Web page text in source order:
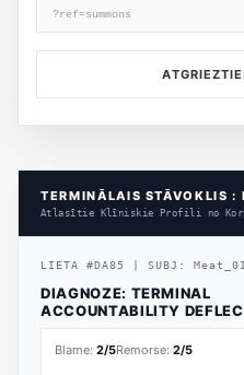
?ref=summons
TERMINĀLAIS STĀVOKLIS :
Atlasītie Klīniskie Profili no
LIETA #DA85 SUBJ:
DIAGNOZE: TERMINAL
ACCOUNTABILITY
Blame: 2/5Remorse: 2/5